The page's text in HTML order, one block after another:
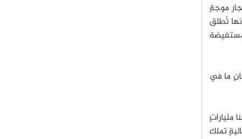
وهي انفجار موجةٍ
تُطلق
المستفيضة
ما في
ملياراتٍ
تملك